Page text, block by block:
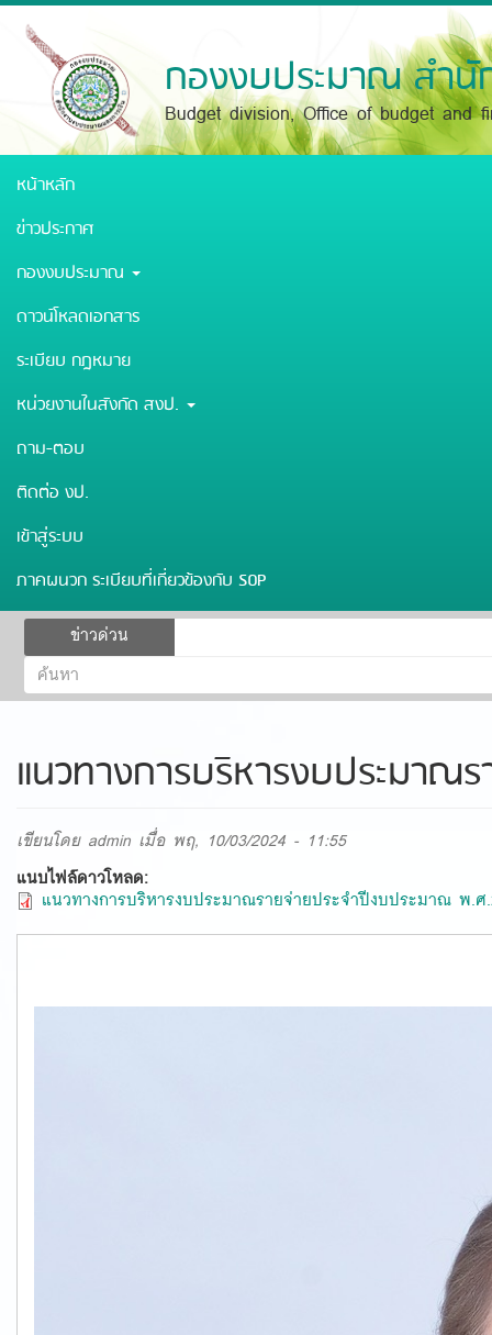
Skip
กองงบประมาณ สำนั
Budget division, Office of budget and
หน้าหลัก
ข่าวประกาศ
กองงบประมาณ
ดาวน์โหลดเอกสาร
ระเบียบ กฎหมาย
หน่วยงานในสังกัด สงป.
ถาม-ตอบ
ติดต่อ งป.
เข้าสู่ระบบ
ภาคผนวก ระเบียบที่เกี่ยวข้องกับ SOP
ข่าวด่วน
ฟอร์ม
ค้นหา
ค้นหา
แนวทางการบริหารงบประมา
เขียนโดย admin เมื่อ พฤ, 10/03/2024 - 11:55
แนบไฟล์ดาวโหลด:
แนวทางการบริหารงบประมาณรายจ่ายประจำปีงบประมาณ พ.ศ